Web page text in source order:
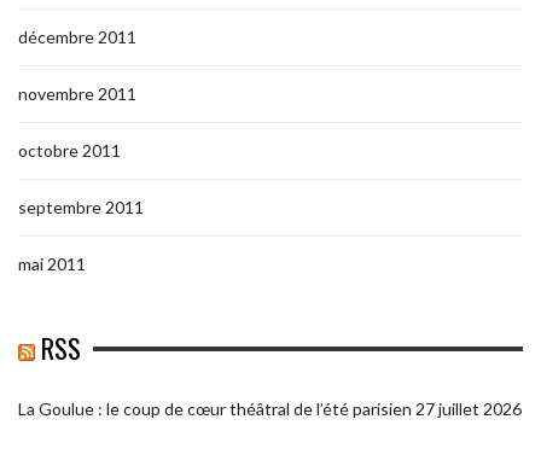
décembre 2011
novembre 2011
octobre 2011
septembre 2011
mai 2011
RSS
La Goulue : le coup de cœur théâtral de l’été parisien 27 juillet 2026